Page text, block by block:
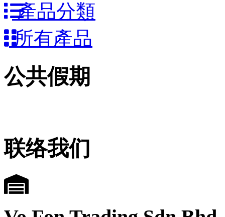
產品分類
所有產品
公共假期
联络我们